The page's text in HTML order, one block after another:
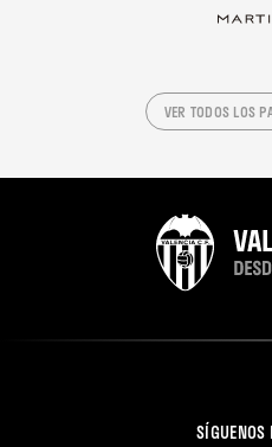
VER TODOS LOS
SÍGUENOS